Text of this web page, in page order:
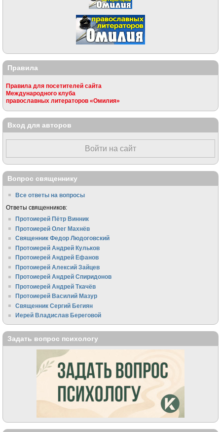
Правила
Правила для посетителей сайта
Международного клуба
православных литераторов «Омилия»
Вход для авторов
Войти на сайт
Вопрос священнику
Все ответы на вопросы
Ответы священников:
Протоиерей Пётр Винник
Протоиерей Олег Махнёв
Священник Федор Людоговский
Протоиерей Андрей Кульков
Протоиерей Андрей Ефанов
Протоиерей Алексий Зайцев
Протоиерей Андрей Спиридонов
Протоиерей Андрей Ткачёв
Протоиерей Василий Мазур
Священник Сергий Бегиян
Иерей Владислав Береговой
Задать вопрос психологу